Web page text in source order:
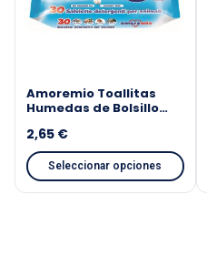
Amoremio Toallitas
Humedas de Bolsillo
2,65 €
Seleccionar opciones